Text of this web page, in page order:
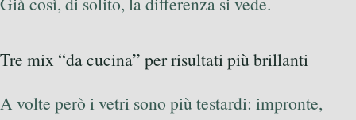
Tre mix “da cucina” per risultati più brillanti
A volte però i vetri sono più testardi: impronte,